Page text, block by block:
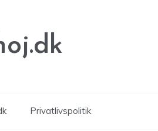
Privatlivspolitik